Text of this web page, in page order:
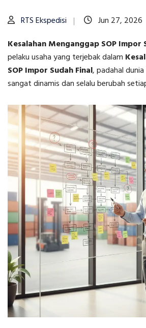
RTS Ekspedisi Jun 27, 2026
Kesalahan Menganggap SOP Impor
pelaku usaha yang terjebak dalam
SOP Impor Sudah Final, padahal
sangat dinamis dan selalu berubah